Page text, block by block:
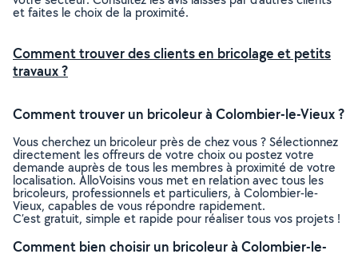
et faites le choix de la proximité.
Comment trouver des clients en bricolage et petits
travaux ?
Comment trouver un bricoleur à Colombier-le-Vieux ?
Vous cherchez un bricoleur près de chez vous ? Sélectionnez
directement les offreurs de votre choix ou postez votre
demande auprès de tous les membres à proximité de votre
localisation. AlloVoisins vous met en relation avec tous les
bricoleurs, professionnels et particuliers, à Colombier-le-
Vieux, capables de vous répondre rapidement.
C’est gratuit, simple et rapide pour réaliser tous vos projets !
Comment bien choisir un bricoleur à Colombier-le-